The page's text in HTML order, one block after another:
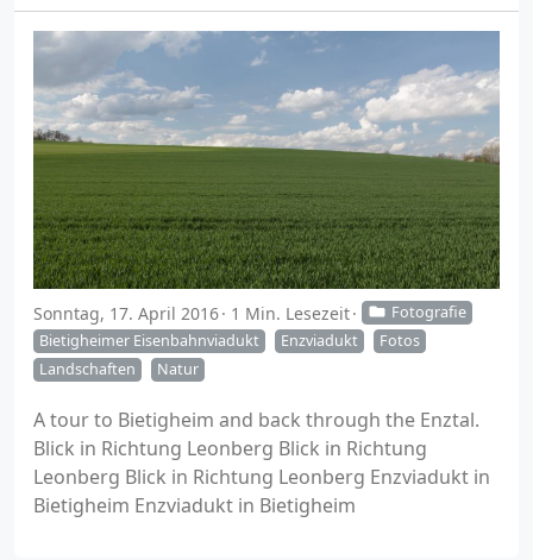
Sonntag, 17. April 2016 1 Min. Lesezeit
Fotografie
Bietigheimer Eisenbahnviadukt
Enzviadukt
Fotos
Landschaften
Natur
A tour to Bietigheim and back through the Enztal.
Blick in Richtung Leonberg Blick in Richtung
Leonberg Blick in Richtung Leonberg Enzviadukt in
Bietigheim Enzviadukt in Bietigheim